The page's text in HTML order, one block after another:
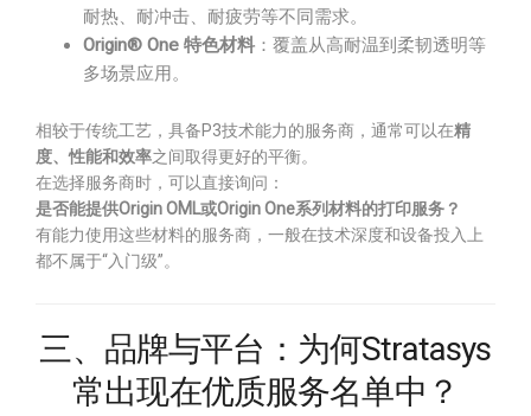
耐热、耐冲击、耐疲劳等不同需求。
Origin® One 特色材料 ：覆盖从高耐温到柔韧透明等
多场景应用。
相较于传统工艺，具备P3技术能力的服务商，通常可以在精
度、性能和效率之间取得更好的平衡。
在选择服务商时，可以直接询问：
是否能提供Origin OML或Origin One系列材料的打印服务？
有能力使用这些材料的服务商，一般在技术深度和设备投入上
都不属于“入门级”。
三、品牌与平台：为何Stratasys
常出现在优质服务名单中？